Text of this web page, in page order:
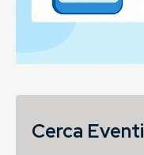
Cerca Eventi